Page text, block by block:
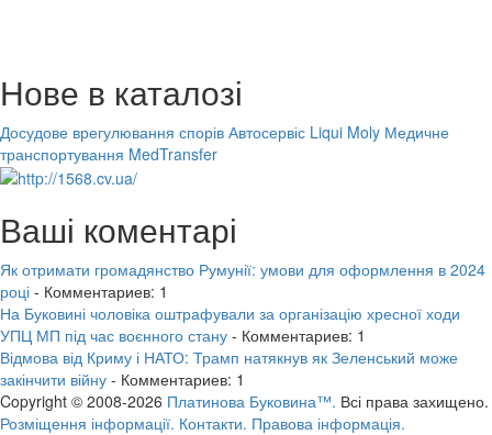
Нове в каталозі
Досудове врегулювання спорів Автосервіс Liqui Moly Медичне
транспортування MedTransfer
Ваші коментарі
Як отримати громадянство Румунії: умови для оформлення в 2024
році - Комментариев: 1
На Буковині чоловіка оштрафували за організацію хресної ходи
УПЦ МП під час воєнного стану - Комментариев: 1
Відмова від Криму і НАТО: Трамп натякнув як Зеленський може
закінчити війну - Комментариев: 1
Copyright © 2008-2026 Платинова Буковина™. Всі права захищено.
Розміщення інформації. Контакти. Правова інформація.